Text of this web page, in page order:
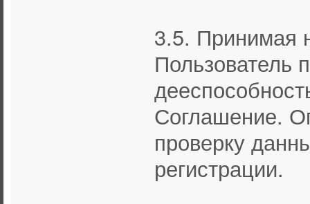
3.5. Принимая
Пользователь
Соглашение.
проверку
регистрации.